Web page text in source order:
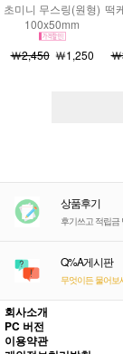
초미니 무스링(원형)
100x50mm
￦2,450￦1,250
떡
상품후기
후기쓰고 적립금
Q%A게시판
무엇이든 물어보
회사소개
PC 버전
이용약관